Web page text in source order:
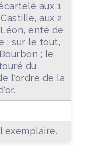
aux 1
aux 2
enté de
; sur le tout,
; le
du
l'ordre de la
exemplaire.